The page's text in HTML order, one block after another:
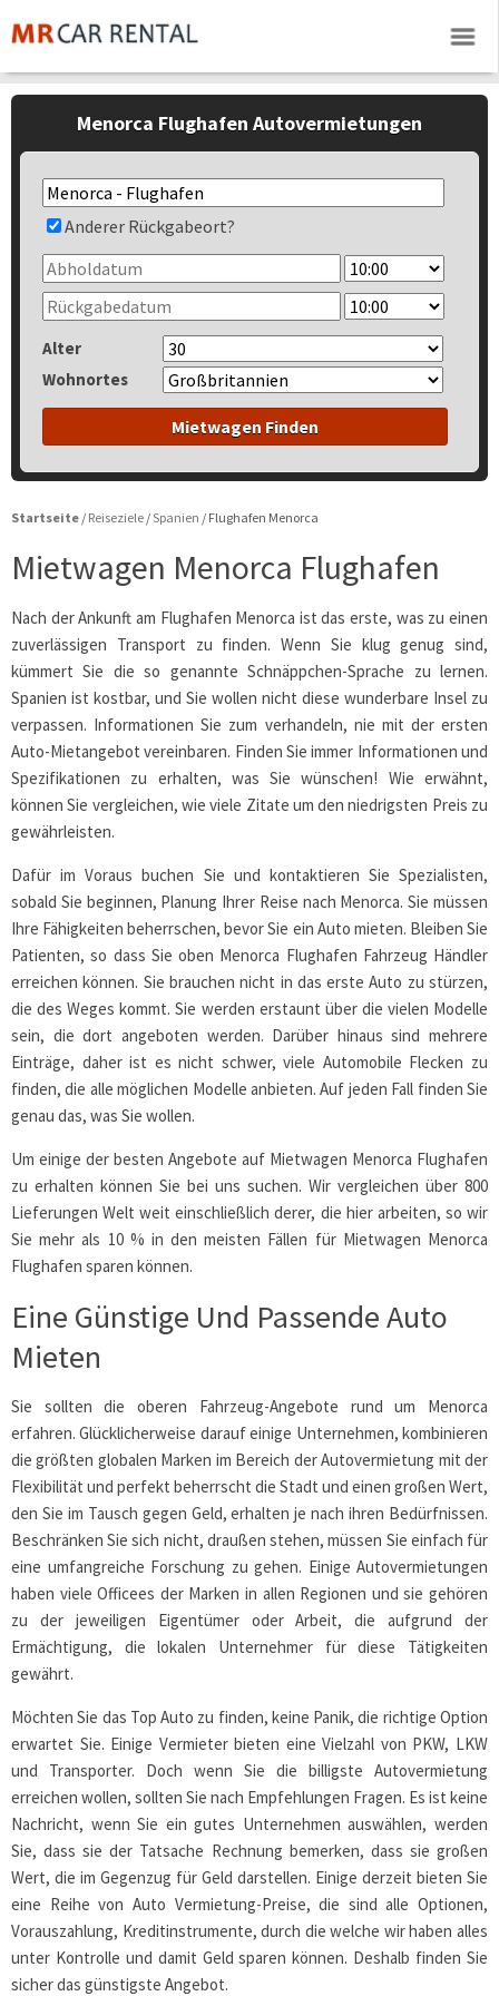
Menorca Flughafen Autovermietungen
Anderer Rückgabeort?
Alter
Wohnortes
Mietwagen Finden
Startseite / Reiseziele /Spanien / Flughafen Menorca
Mietwagen Menorca Flughafen
Nach der Ankunft am Flughafen Menorca ist das erste, was zu einen
zuverlässigen Transport zu finden. Wenn Sie klug genug sind,
kümmert Sie die so genannte Schnäppchen-Sprache zu lernen.
Spanien ist kostbar, und Sie wollen nicht diese wunderbare Insel zu
verpassen. Informationen Sie zum verhandeln, nie mit der ersten
Auto-Mietangebot vereinbaren. Finden Sie immer Informationen und
Spezifikationen zu erhalten, was Sie wünschen! Wie erwähnt,
können Sie vergleichen, wie viele Zitate um den niedrigsten Preis zu
gewährleisten.
Dafür im Voraus buchen Sie und kontaktieren Sie Spezialisten,
sobald Sie beginnen, Planung Ihrer Reise nach Menorca. Sie müssen
Ihre Fähigkeiten beherrschen, bevor Sie ein Auto mieten. Bleiben Sie
Patienten, so dass Sie oben Menorca Flughafen Fahrzeug Händler
erreichen können. Sie brauchen nicht in das erste Auto zu stürzen,
die des Weges kommt. Sie werden erstaunt über die vielen Modelle
sein, die dort angeboten werden. Darüber hinaus sind mehrere
Einträge, daher ist es nicht schwer, viele Automobile Flecken zu
finden, die alle möglichen Modelle anbieten. Auf jeden Fall finden Sie
genau das, was Sie wollen.
Um einige der besten Angebote auf Mietwagen Menorca Flughafen
zu erhalten können Sie bei uns suchen. Wir vergleichen über 800
Lieferungen Welt weit einschließlich derer, die hier arbeiten, so wir
Sie mehr als 10 % in den meisten Fällen für Mietwagen Menorca
Flughafen sparen können.
Eine Günstige Und Passende Auto
Mieten
Sie sollten die oberen Fahrzeug-Angebote rund um Menorca
erfahren. Glücklicherweise darauf einige Unternehmen, kombinieren
die größten globalen Marken im Bereich der Autovermietung mit der
Flexibilität und perfekt beherrscht die Stadt und einen großen Wert,
den Sie im Tausch gegen Geld, erhalten je nach ihren Bedürfnissen.
Beschränken Sie sich nicht, draußen stehen, müssen Sie einfach für
eine umfangreiche Forschung zu gehen. Einige Autovermietungen
haben viele Officees der Marken in allen Regionen und sie gehören
zu der jeweiligen Eigentümer oder Arbeit, die aufgrund der
Ermächtigung, die lokalen Unternehmer für diese Tätigkeiten
gewährt.
Möchten Sie das Top Auto zu finden, keine Panik, die richtige Option
erwartet Sie. Einige Vermieter bieten eine Vielzahl von PKW, LKW
und Transporter. Doch wenn Sie die billigste Autovermietung
erreichen wollen, sollten Sie nach Empfehlungen Fragen. Es ist keine
Nachricht, wenn Sie ein gutes Unternehmen auswählen, werden
Sie, dass sie der Tatsache Rechnung bemerken, dass sie großen
Wert, die im Gegenzug für Geld darstellen. Einige derzeit bieten Sie
eine Reihe von Auto Vermietung-Preise, die sind alle Optionen,
Vorauszahlung, Kreditinstrumente, durch die welche wir haben alles
unter Kontrolle und damit Geld sparen können. Deshalb finden Sie
sicher das günstigste Angebot.